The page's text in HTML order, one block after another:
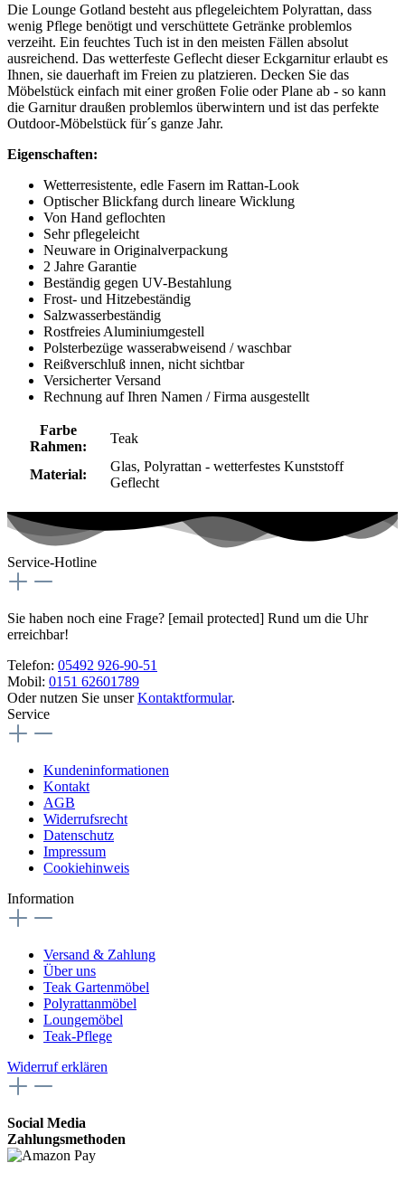
Die Lounge Gotland besteht aus pflegeleichtem Polyrattan, dass
wenig Pflege benötigt und verschüttete Getränke problemlos
verzeiht. Ein feuchtes Tuch ist in den meisten Fällen absolut
ausreichend. Das wetterfeste Geflecht dieser Eckgarnitur erlaubt es
Ihnen, sie dauerhaft im Freien zu platzieren. Decken Sie das
Möbelstück einfach mit einer großen Folie oder Plane ab - so kann
die Garnitur draußen problemlos überwintern und ist das perfekte
Outdoor-Möbelstück für´s ganze Jahr.
Eigenschaften:
Wetterresistente, edle Fasern im Rattan-Look
Optischer Blickfang durch lineare Wicklung
Von Hand geflochten
Sehr pflegeleicht
Neuware in Originalverpackung
2 Jahre Garantie
Beständig gegen UV-Bestahlung
Frost- und Hitzebeständig
Salzwasserbeständig
Rostfreies Aluminiumgestell
Polsterbezüge wasserabweisend / waschbar
Reißverschluß innen, nicht sichtbar
Versicherter Versand
Rechnung auf Ihren Namen / Firma ausgestellt
Farbe
Rahmen:
Teak
Material:
Glas, Polyrattan - wetterfestes Kunststoff
Geflecht
Service-Hotline
Sie haben noch eine Frage? [email protected] Rund um die Uhr
erreichbar!
Telefon: 05492 926-90-51
Mobil: 0151 62601789
Oder nutzen Sie unserKontaktformular.
Service
Kundeninformationen
Kontakt
AGB
Widerrufsrecht
Datenschutz
Impressum
Cookiehinweis
Information
Versand & Zahlung
Über uns
Teak Gartenmöbel
Polyrattanmöbel
Loungemöbel
Teak-Pflege
Widerruf erklären
Social Media
Zahlungsmethoden